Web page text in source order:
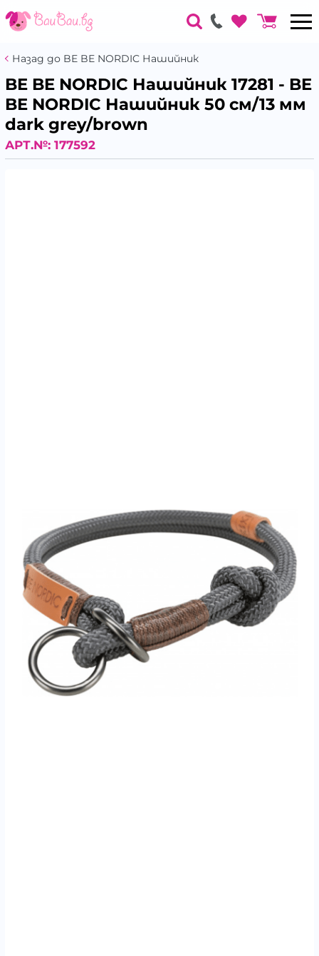
Назад до BE BE NORDIC Нашийник
BE BE NORDIC Нашийник 17281 - BE
BE NORDIC Нашийник 50 см/13 мм
dark grey/brown
АРТ.№: 177592